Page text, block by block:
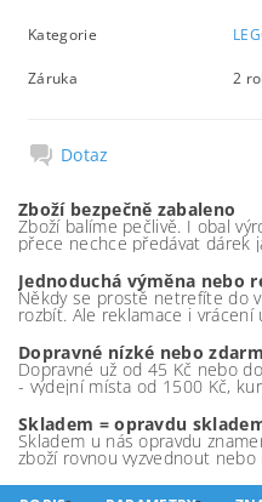
Kategorie
Záruka 2
Dotaz
Zboží bezpečně zabaleno
Zboží balíme pečlivě. I obal
přece nechce předávat dárek
Jednoduchá výměna nebo
Někdy se prostě netrefíte do
rozbít. Ale reklamace i vrácení
Dopravné nízké nebo
Dopravné už od 45 Kč nebo
- výdejní místa od 1500 Kč,
Skladem = opravdu
Skladem u nás opravdu
zboží rovnou vyzvednout